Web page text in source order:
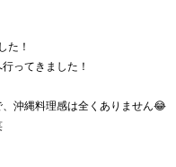
た！
ってきました！
沖縄料理感は全くありません😂